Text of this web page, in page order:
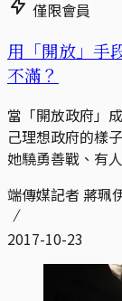
僅限會員
用「開放」手
不滿？
當「開放政府」
己理想政府的樣
她驍勇善戰、有
端傳媒記者 蔣珮
2017-10-23